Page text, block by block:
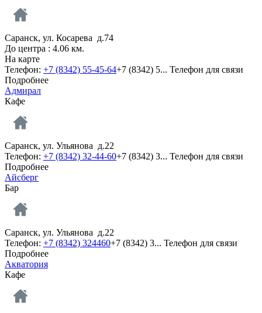
Саранск, ул. Косарева д.74
До центра : 4.06 км.
На карте
Телефон: +7 (8342) 55-45-64+7 (8342) 5... Телефон для связи
Подробнее
Адмирал
Кафе
Саранск, ул. Ульянова д.22
Телефон: +7 (8342) 32-44-60+7 (8342) 3... Телефон для связи
Подробнее
Айсберг
Бар
Саранск, ул. Ульянова д.22
Телефон: +7 (8342) 324460+7 (8342) 3... Телефон для связи
Подробнее
Акватория
Кафе